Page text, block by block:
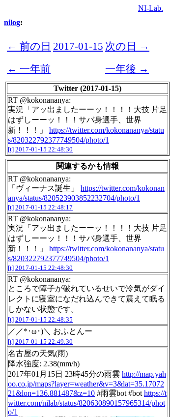
NI-Lab.
nilog:
← 前の日 2017-01-15 次の日 →
← 一年前
一年後 →
Twitter (2017-01-15)
RT @kokonananya:
実況「アッ出ましたーーッ！！！！大技 片足
はずしーーッ！！！サバ身選手、世界
新！！！」 https://twitter.com/kokonananya/statu
s/820322792377749504/photo/1
[t] 2017-01-15 22:48:30
関連するかも情報
RT @kokonananya:
「ヴィーナス誕生」 https://twitter.com/kokonan
anya/status/820523903852232704/photo/1
[t] 2017-01-15 22:48:17
RT @kokonananya:
実況「アッ出ましたーーッ！！！！大技 片足
はずしーーッ！！！サバ身選手、世界
新！！！」 https://twitter.com/kokonananya/statu
s/820322792377749504/photo/1
[t] 2017-01-15 22:48:30
RT @kokonananya:
ところで障子が破れているせいで冷気がダイ
レクトに寝室になだれ込んできて震えて眠る
しかない状態です。
[t] 2017-01-15 22:48:35
／／*･ω･)＼ おふとんー
[t] 2017-01-15 22:49:30
名古屋の天気(雨)
降水強度: 2.38(mm/h)
2017年01月15日 23時45分の雨雲 http://map.yah
oo.co.jp/maps?layer=weather&v=3&lat=35.17072
21&lon=136.881487&z=10 #雨雲bot #bothttps://t
witter.com/nilab/status/820630890157965314/phot
o/1